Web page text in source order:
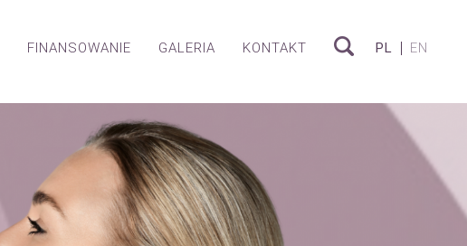
FINANSOWANIE GALERIA KONTAKT PL EN